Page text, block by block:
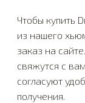
Чтобы купить
из нашего
заказ на
свяжутся с
согласуют
получения.